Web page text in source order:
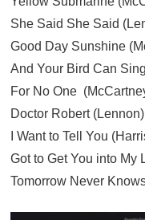
She Said She Said
Good Day Sunshine
And Your Bird Can
For No One
Doctor Robert
I Want to Tell You
Got to Get You into My
Tomorrow Never